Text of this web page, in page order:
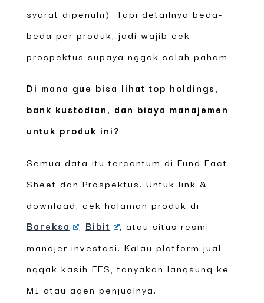
syarat dipenuhi). Tapi detailnya beda-
beda per produk, jadi wajib cek
prospektus supaya nggak salah paham.
Di mana gue bisa lihat top holdings,
bank kustodian, dan biaya manajemen
untuk produk ini?
Semua data itu tercantum di Fund Fact
Sheet dan Prospektus. Untuk link &
download, cek halaman produk di
Bareksa
Bibit
, atau situs resmi
manajer investasi. Kalau platform jual
nggak kasih FFS, tanyakan langsung ke
MI atau agen penjualnya.